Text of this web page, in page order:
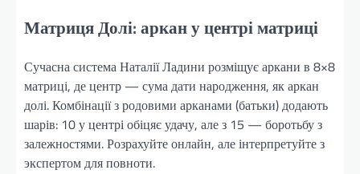
Матриця Долі: аркан у центрі матриці
Сучасна система Наталії Ладини розміщує аркани в 8×8
матриці, де центр — сума дати народження, як аркан
долі. Комбінації з родовими арканами (батьки) додають
шарів: 10 у центрі обіцяє удачу, але з 15 — боротьбу з
залежностями. Розрахуйте онлайн, але інтерпретуйте з
экспертом для повноти.